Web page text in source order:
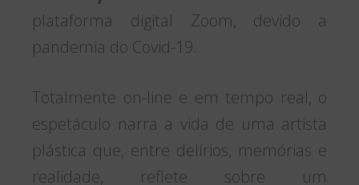
plataforma digital Zoom, devido a
pandemia do Covid-19.
Totalmente on-line e em tempo real, o
espetáculo narra a vida de uma artista
plástica que, entre delírios, memórias e
realidade, reflete sobre um